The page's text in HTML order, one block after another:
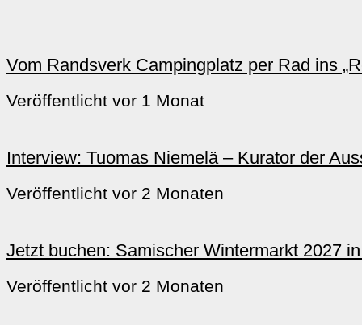
Vom Randsverk Campingplatz per Rad ins
Veröffentlicht vor 1 Monat
Interview: Tuomas Niemelä – Kurator der
Veröffentlicht vor 2 Monaten
Jetzt buchen: Samischer Wintermarkt 2027
Veröffentlicht vor 2 Monaten